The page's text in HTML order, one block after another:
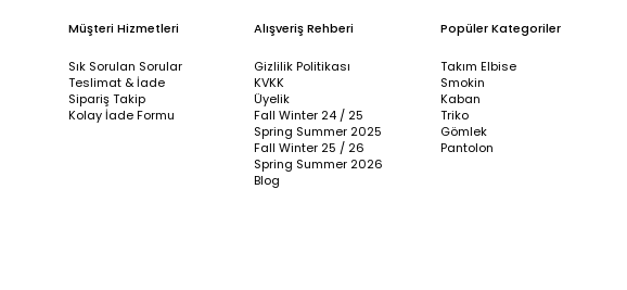
Müşteri Hizmetleri
Sık Sorulan Sorular
Teslimat & İade
Sipariş Takip
Kolay İade Formu
Alışveriş Rehberi
Gizlilik Politikası
KVKK
Üyelik
Fall Winter 24 / 25
Spring Summer 2025
Fall Winter 25 / 26
Spring Summer 2026
Blog
Popüler Kategoriler
Takım Elbise
Smokin
Kaban
Triko
Gömlek
Pantolon